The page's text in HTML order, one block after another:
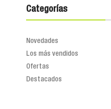
Categorías
Novedades
Los más vendidos
Ofertas
Destacados